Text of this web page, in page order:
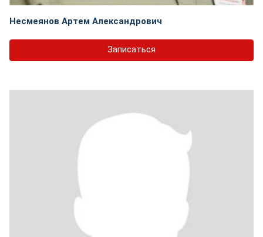
Несмеянов Артем Александрович
Записаться